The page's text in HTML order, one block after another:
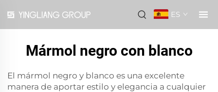
ES
Mármol negro con blanco
El mármol negro y blanco es una excelente
manera de aportar estilo y elegancia a cualquier